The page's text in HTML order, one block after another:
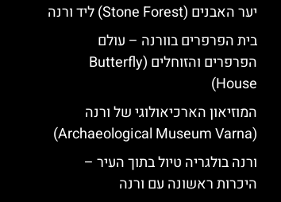
יער האבנים (Stone Forest) ליד ורנה
בית הפרפרים בוורנה – עולם
הפרפרים והזוחלים (Butterfly
House)
המוזיאון הארכיאולוגי של ורנה
(Archaeological Museum Varna)
ורנה בולגריה טיול בתוך העיר –
היכרות ראשונה עם ורנה